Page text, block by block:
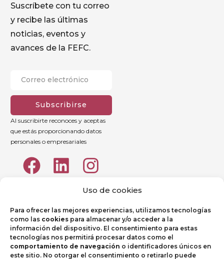
Uso de cookies
Para ofrecer las mejores experiencias, utilizamos tecnologías
como las cookies para almacenar y/o acceder a la
información del dispositivo. El consentimiento para estas
tecnologías nos permitirá procesar datos como el
comportamiento de navegación o identificadores únicos en
este sitio. No otorgar el consentimiento o retirarlo puede
Suscríbete con tu correo
y recibe las últimas
noticias, eventos y
avances de la FEFC.
Subscribirse
Al suscribirte reconoces y aceptas
que estás proporcionando datos
personales o empresariales